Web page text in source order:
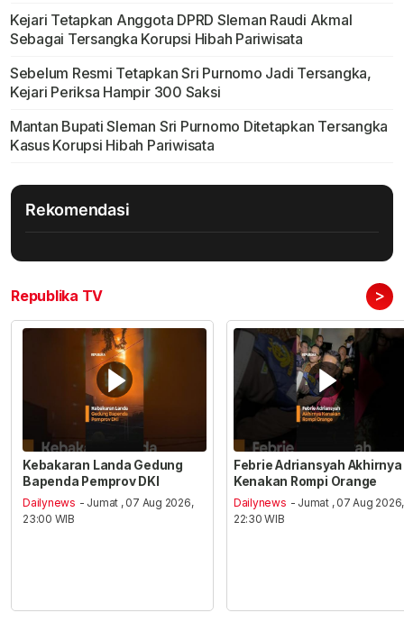
Kejari Tetapkan Anggota DPRD Sleman Raudi Akmal
Sebagai Tersangka Korupsi Hibah Pariwisata
Sebelum Resmi Tetapkan Sri Purnomo Jadi Tersangka,
Kejari Periksa Hampir 300 Saksi
Mantan Bupati Sleman Sri Purnomo Ditetapkan Tersangka
Kasus Korupsi Hibah Pariwisata
Rekomendasi
Republika TV >
Kebakaran Landa Gedung
Bapenda Pemprov DKI
Dailynews - Jumat , 07 Aug 2026,
23:00 WIB
Febrie Adriansyah Akhirnya
Kenakan Rompi Orange
Dailynews - Jumat , 07 Aug 2026,
22:30 WIB